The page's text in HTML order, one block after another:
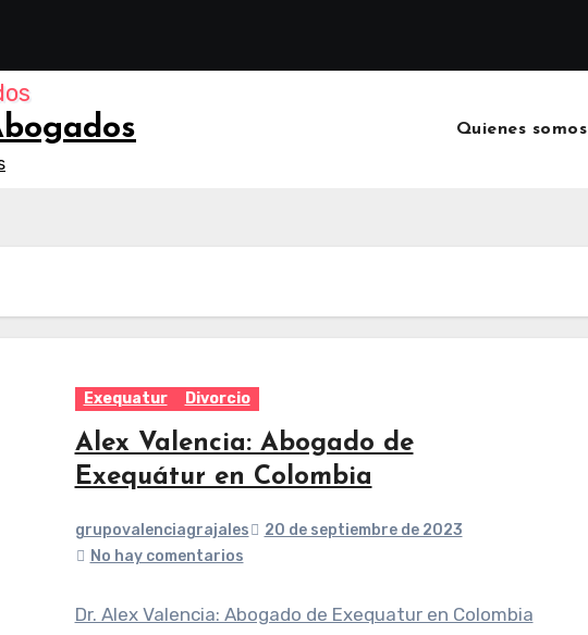
Quienes somos
Exequatur Divorcio
Alex Valencia: Abogado de
Exequátur en Colombia
grupovalenciagrajales
20 de septiembre de 2023
No hay comentarios
Dr. Alex Valencia: Abogado de Exequatur en Colombia